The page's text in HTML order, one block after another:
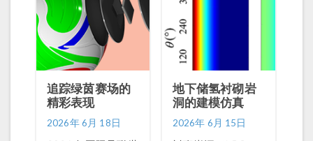
追踪绿茵赛场的
精彩表现
2026年 6月 18日
地下储氢衬砌岩
洞的建模仿真
2026年 6月 15日